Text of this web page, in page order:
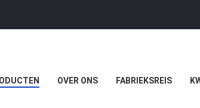
OVER ONS FABRIEKSREIS